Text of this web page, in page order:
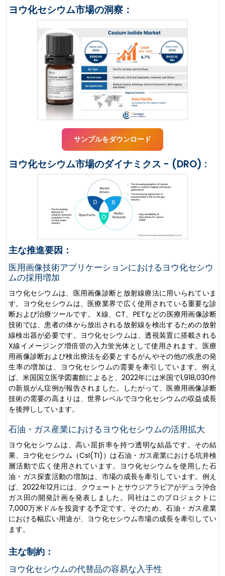
ヨウ化セシウム市場の洞察：
サンプルをダウンロード
ヨウ化セシウム市場のダイナミクス - (DRO) :
主な推進要因：
医用画像技術アプリケーションにおけるヨウ化セシウ
ムの採用増加
ヨウ化セシウムは、医用画像診断と放射線療法に用いられていま
す。ヨウ化セシウムは、医療業界で広く使用されている重要な診
断および治療ツールです。 X線、CT、PETなどの医療用画像診断
技術では、患者の体から放出される放射線を検出するための放射
線検出器が必要です。ヨウ化セシウムは、透視装置に搭載される
X線イメージング増倍管の入力蛍光体として使用されます。医療
用画像診断および検出療法を必要とするがんやその他の疾患の発
生率の増加は、ヨウ化セシウムの需要を牽引しています。例え
ば、米国国立医学図書館によると、2022年には米国で1,918,030件
の新規がん症例が報告されました。したがって、医療用画像診断
技術の需要の高まりは、世界レベルでヨウ化セシウムの収益成長
を後押ししています。
石油・ガス産業におけるヨウ化セシウムの活用拡大
ヨウ化セシウムは、高い屈折率を持つ透明な結晶です。その結
果、ヨウ化セシウム（CsI(TI)）は石油・ガス産業における坑井検
層活動で広く使用されています。ヨウ化セシウムを使用した石
油・ガス探査活動の増加は、市場の成長を牽引しています。例え
ば、2022年12月には、クウェートとサウジアラビアがデュラ沖合
ガス田の開発計画を発表しました。同社はこのプロジェクトに
7,000万米ドルを投資する予定です。そのため、石油・ガス産業
における幅広い用途が、ヨウ化セシウム市場の成長を牽引してい
ます。
主な制約：
ヨウ化セシウムの代替品の容易な入手性